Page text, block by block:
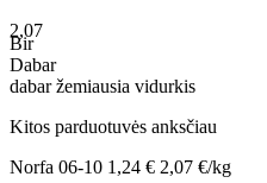
2,07
Bir
Dabar
dabaržemiausia vidurkis
Kitos parduotuvės anksčiau
Norfa 06-10 1,24 € 2,07 €/kg